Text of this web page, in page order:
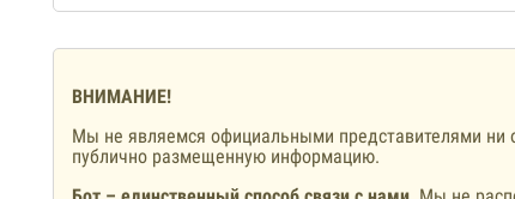
ВНИМАНИЕ!
Мы не являемся официальными представителями ни
публично размещенную информацию.